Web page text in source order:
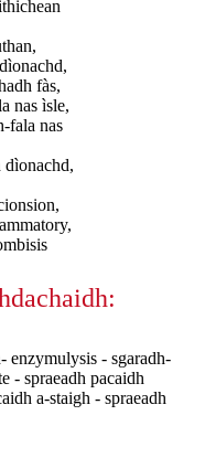
fàs,
nas ìsle,
fala nas
dìonachd,
enzymulysis - sgaradh-
- spraeadh pacaidh
a-staigh - spraeadh